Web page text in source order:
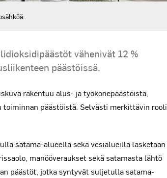
vähenivät 12 %
päästöissä.
rakentuu alus- ja työkonepäästöistä,
päästöistä. Selvästi merkittävin rooli
satama-alueella sekä vesialueilla lasketaan
manööveraukset sekä satamasta lähtö
päästöt, jotka syntyvät suljetulla satama-